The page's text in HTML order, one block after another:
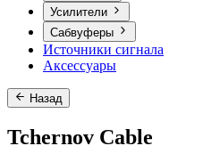
Усилители
Сабвуферы
Источники сигнала
Аксессуары
Назад
Tchernov Cable